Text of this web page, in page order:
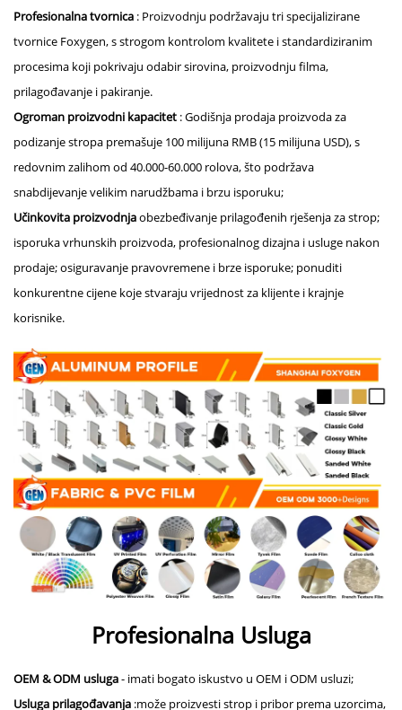
Profesionalna tvornica : Proizvodnju podržavaju tri specijalizirane
tvornice Foxygen, s strogom kontrolom kvalitete i standardiziranim
procesima koji pokrivaju odabir sirovina, proizvodnju filma,
prilagođavanje i pakiranje.
Ogroman proizvodni kapacitet : Godišnja prodaja proizvoda za
podizanje stropa premašuje 100 milijuna RMB (15 milijuna USD), s
redovnim zalihom od 40.000-60.000 rolova, što podržava
snabdijevanje velikim narudžbama i brzu isporuku;
Učinkovita proizvodnjaobezbeđivanje prilagođenih rješenja za strop;
isporuka vrhunskih proizvoda, profesionalnog dizajna i usluge nakon
prodaje; osiguravanje pravovremene i brze isporuke; ponuditi
konkurentne cijene koje stvaraju vrijednost za klijente i krajnje
korisnike.
Profesionalna Usluga
OEM & ODM usluga- imati bogato iskustvo u OEM i ODM usluzi;
Usluga prilagođavanja :može proizvesti strop i pribor prema uzorcima,